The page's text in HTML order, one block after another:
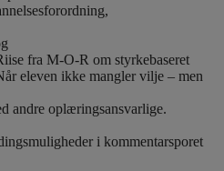
fra M-O-R om styrkebaseret
eleven ikke mangler vilje – men
andre oplæringsansvarlige.
i kommentarsporet